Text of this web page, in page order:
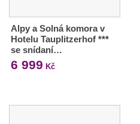
Alpy a Solná komora v
Hotelu Tauplitzerhof ***
se snídaní…
6 999 Kč